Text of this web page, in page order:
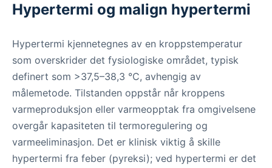
Hypertermi og malign hypertermi
Hypertermi kjennetegnes av en kroppstemperatur
som overskrider det fysiologiske området, typisk
definert som >37,5–38,3 °C, avhengig av
målemetode. Tilstanden oppstår når kroppens
varmeproduksjon eller varmeopptak fra omgivelsene
overgår kapasiteten til termoregulering og
varmeeliminasjon. Det er klinisk viktig å skille
hypertermi fra feber (pyreksi); ved hypertermi er det